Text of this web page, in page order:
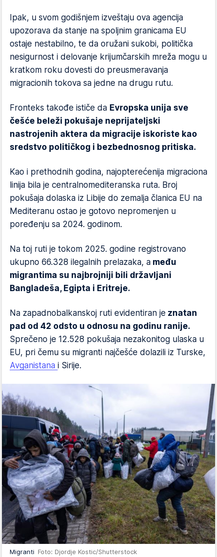
Ipak, u svom godišnjem izveštaju ova agencija
upozorava da stanje na spoljnim granicama EU
ostaje nestabilno, te da oružani sukobi, politička
nesigurnost i delovanje krijumčarskih mreža mogu u
kratkom roku dovesti do preusmeravanja
migracionih tokova sa jedne na drugu rutu.
Fronteks takođe ističe da Evropska unija sve
češće beleži pokušaje neprijateljski
nastrojenih aktera da migracije iskoriste kao
sredstvo političkog i bezbednosnog pritiska.
Kao i prethodnih godina, najopterećenija migraciona
linija bila je centralnomediteranska ruta. Broj
pokušaja dolaska iz Libije do zemalja članica EU na
Mediteranu ostao je gotovo nepromenjen u
poređenju sa 2024. godinom.
Na toj ruti je tokom 2025. godine registrovano
ukupno 66.328 ilegalnih prelazaka, a među
migrantima su najbrojniji bili državljani
Bangladeša, Egipta i Eritreje.
Na zapadnobalkanskoj ruti evidentiran je znatan
pad od 42 odsto u odnosu na godinu ranije.
Sprečeno je 12.528 pokušaja nezakonitog ulaska u
EU, pri čemu su migranti najčešće dolazili iz Turske,
Avganistana i Sirije.
Migranti Foto: Djordje Kostic/Shutterstock